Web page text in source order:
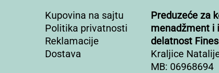
Kupovina na sajtu
Politika privatnosti
Reklamacije
Dostava
Preduzeće za
menadžment i
delatnost
Kraljice
MB: 06968694